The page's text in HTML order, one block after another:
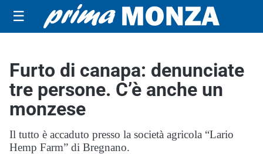
☰
Furto di canapa: denunciate
tre persone. C’è anche un
monzese
Il tutto è accaduto presso la società agricola “Lario
Hemp Farm” di Bregnano.